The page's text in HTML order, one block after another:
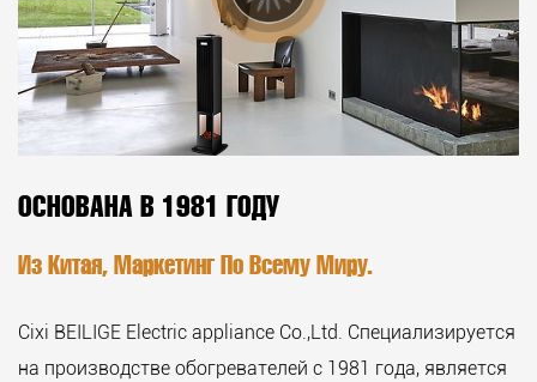
ОСНОВАНА В 1981 ГОДУ
Из Китая, Маркетинг По Всему Миру.
Cixi BEILIGE Electric appliance Co.,Ltd. Специализируется
на производстве обогревателей с 1981 года, является